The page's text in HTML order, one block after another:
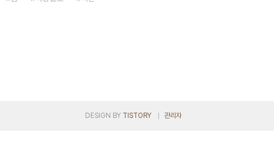
DESIGN BY TISTORY 관리자